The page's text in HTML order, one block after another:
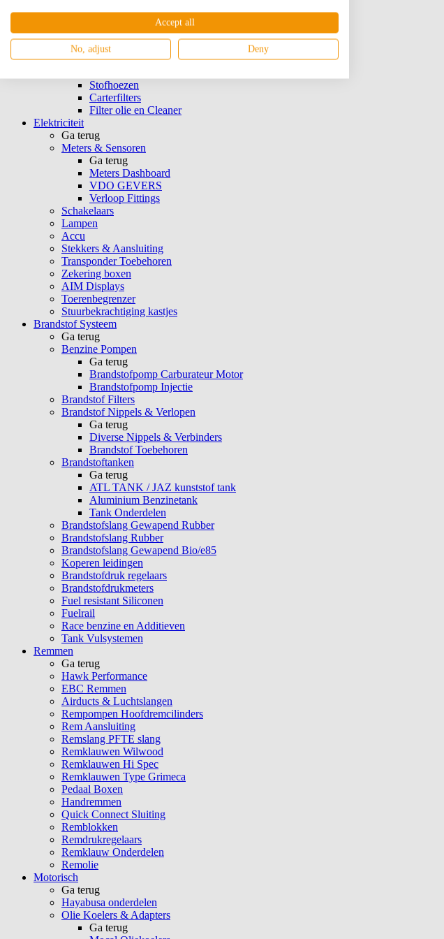
Luchtfilters & Toebehoren
Open Luchtfilters
K&N Filters
Luchtfilter Platen Inlaat
Stofhoezen
Carterfilters
Filter olie en Cleaner
Elektriciteit
Ga terug
Meters & Sensoren
Ga terug
Meters Dashboard
VDO GEVERS
Verloop Fittings
Schakelaars
Lampen
Accu
Stekkers & Aansluiting
Transponder Toebehoren
Zekering boxen
AIM Displays
Toerenbegrenzer
Stuurbekrachtiging kastjes
Brandstof Systeem
Ga terug
Benzine Pompen
Ga terug
Brandstofpomp Carburateur Motor
Brandstofpomp Injectie
Brandstof Filters
Brandstof Nippels & Verlopen
Ga terug
Diverse Nippels & Verbinders
Brandstof Toebehoren
Brandstoftanken
Ga terug
ATL TANK / JAZ kunststof tank
Aluminium Benzinetank
Tank Onderdelen
Brandstofslang Gewapend Rubber
Brandstofslang Rubber
Brandstofslang Gewapend Bio/e85
Koperen leidingen
Brandstofdruk regelaars
Brandstofdrukmeters
Fuel resistant Siliconen
Fuelrail
Race benzine en Additieven
Tank Vulsystemen
Remmen
Ga terug
Hawk Performance
EBC Remmen
Airducts & Luchtslangen
Rempompen Hoofdremcilinders
Rem Aansluiting
Remslang PFTE slang
Remklauwen Wilwood
Remklauwen Hi Spec
Remklauwen Type Grimeca
Pedaal Boxen
Handremmen
Quick Connect Sluiting
Remblokken
Remdrukregelaars
Remklauw Onderdelen
Remolie
Motorisch
Ga terug
Hayabusa onderdelen
Olie Koelers & Adapters
Ga terug
Accept all
No, adjust Deny